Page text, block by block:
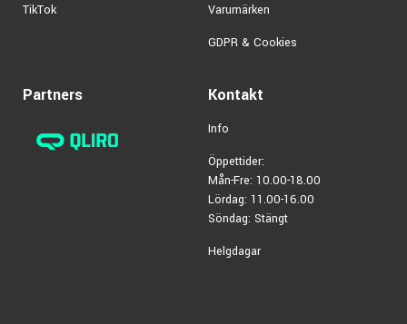
TikTok
Varumärken
GDPR & Cookies
Partners Kontakt
Info
Öppettider:
Mån-Fre: 10.00-18.00
Lördag: 11.00-16.00
Söndag: Stängt
Helgdagar